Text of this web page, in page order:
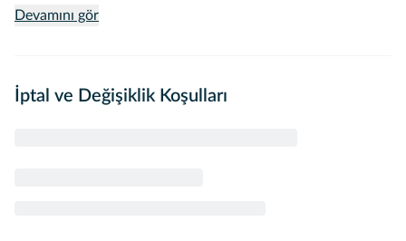
- **Yatılı Yolcu Kapasitesi (Kişi):** 6
Devamını gör
İptal ve Değişiklik Koşulları